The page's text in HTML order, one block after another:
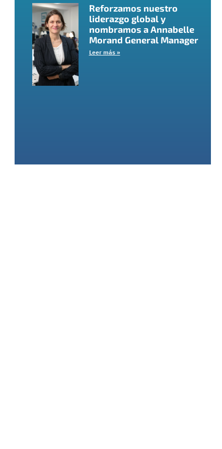
Reforzamos nuestro
liderazgo global y
nombramos a Annabelle
Morand General Manager
Leer más »